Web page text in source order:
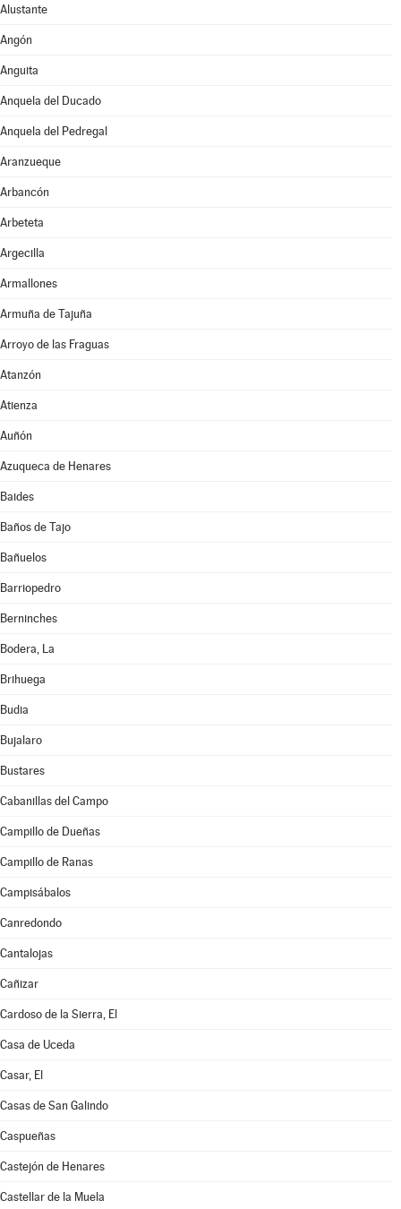
Alustante
Angón
Anguita
Anquela del Ducado
Anquela del Pedregal
Aranzueque
Arbancón
Arbeteta
Argecilla
Armallones
Armuña de Tajuña
Arroyo de las Fraguas
Atanzón
Atienza
Auñón
Azuqueca de Henares
Baides
Baños de Tajo
Bañuelos
Barriopedro
Berninches
Bodera, La
Brihuega
Budia
Bujalaro
Bustares
Cabanillas del Campo
Campillo de Dueñas
Campillo de Ranas
Campisábalos
Canredondo
Cantalojas
Cañizar
Cardoso de la Sierra, El
Casa de Uceda
Casar, El
Casas de San Galindo
Caspueñas
Castejón de Henares
Castellar de la Muela